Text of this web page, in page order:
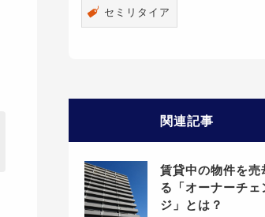
セミリタイア
関連記事
賃貸中の物件を売
る「オーナーチェ
ジ」とは？